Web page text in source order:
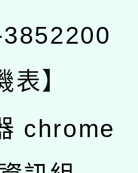
表】
chrome